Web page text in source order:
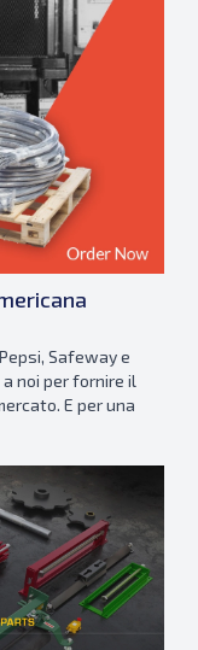
Safeway e
noi per fornire il
E per una